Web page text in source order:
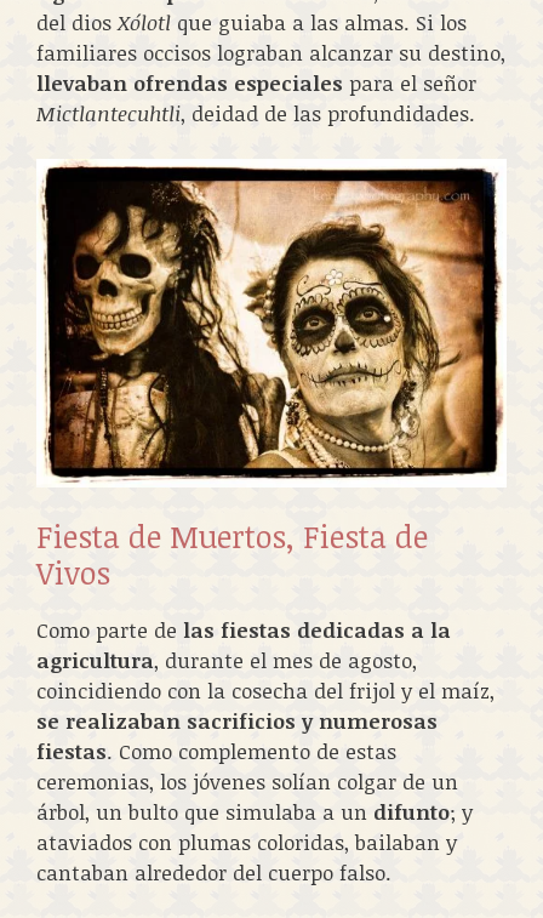
del diosXólotl que guiaba a las almas. Si los
familiares occisos lograban alcanzar su destino,
llevaban ofrendas especiales para el señor
Mictlantecuhtli, deidad de las profundidades.
Fiesta de Muertos, Fiesta de
Vivos
Como parte de las fiestas dedicadas a la
agricultura, durante el mes de agosto,
coincidiendo con la cosecha del frijol y el maíz,
se realizaban sacrificios y numerosas
fiestas. Como complemento de estas
ceremonias, los jóvenes solían colgar de un
árbol, un bulto que simulaba a un difunto; y
ataviados con plumas coloridas, bailaban y
cantaban alrededor del cuerpo falso.